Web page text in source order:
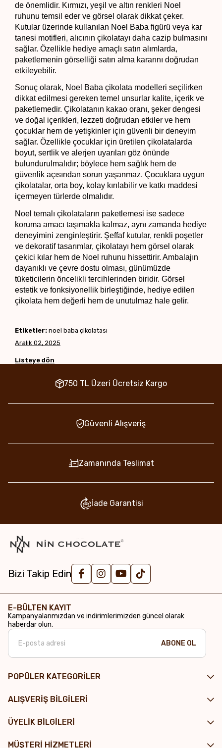
de önemlidir. Kırmızı, yeşil ve altın renkleri Noel
ruhunu temsil eder ve görsel olarak dikkat çeker.
Kutular üzerinde kullanılan Noel Baba figürü veya kar
tanesi motifleri, alıcının çikolatayı daha cazip bulmasını
sağlar. Özellikle hediye amaçlı satın alımlarda,
paketlemenin görselliği satın alma kararını doğrudan
etkileyebilir.
Sonuç olarak, Noel Baba çikolata modelleri seçilirken
dikkat edilmesi gereken temel unsurlar kalite, içerik ve
paketlemedir. Çikolatanın kakao oranı, şeker dengesi
ve doğal içerikleri, lezzeti doğrudan etkiler ve hem
çocuklar hem de yetişkinler için güvenli bir deneyim
sağlar. Özellikle çocuklar için üretilen çikolatalarda
boyut, sertlik ve alerjen uyarıları göz önünde
bulundurulmalıdır; böylece hem sağlık hem de
güvenlik açısından sorun yaşanmaz. Çocuklara uygun
çikolatalar, orta boy, kolay kırılabilir ve katkı maddesi
içermeyen türlerde olmalıdır.
Noel temalı çikolataların paketlemesi ise sadece
koruma amacı taşımakla kalmaz, aynı zamanda hediye
deneyimini zenginleştirir. Şeffaf kutular, renkli poşetler
ve dekoratif tasarımlar, çikolatayı hem görsel olarak
çekici kılar hem de Noel ruhunu hissettirir. Ambalajın
dayanıklı ve çevre dostu olması, günümüzde
tüketicilerin öncelikli tercihlerinden biridir. Görsel
estetik ve fonksiyonellik birleştiğinde, hediye edilen
çikolata hem değerli hem de unutulmaz hale gelir.
Etiketler: noel baba çikolatası
Aralık 02, 2025
Listeye dön
750 TL Üzeri Ücretsiz Kargo
Güvenli Alışveriş
Zamanında Teslimat
İade Garantisi
Bizi Takip Edin
POPÜLER KATEGORİLER
ALIŞVERİŞ BİLGİLERİ
ÜYELİK BİLGİLERİ
MÜŞTERİ HİZMETLERİ
E-BÜLTEN KAYIT
Kampanyalarımızdan ve indirimlerimizden güncel olarak
haberdar olun.
ABONE OL